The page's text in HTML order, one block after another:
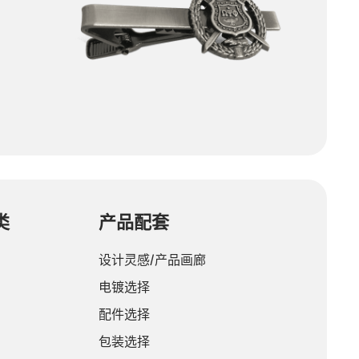
产品配套
设计灵感/产品画廊
电镀选择
配件选择
包装选择